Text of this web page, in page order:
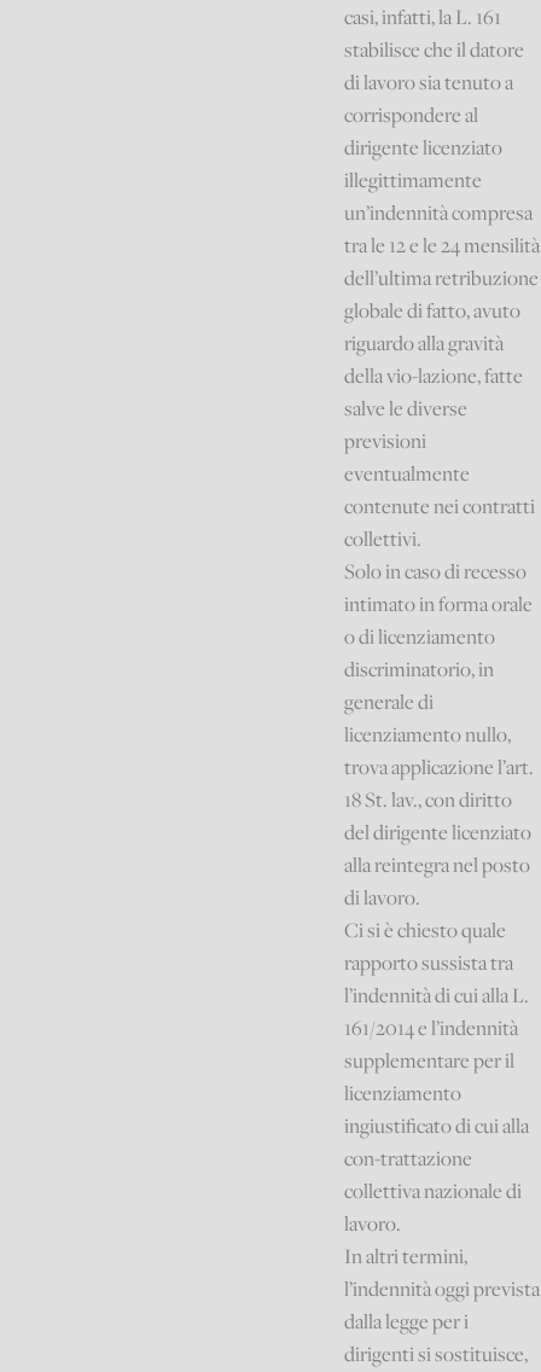
casi, infatti, la L. 161
stabilisce che il datore
di lavoro sia tenuto a
corrispondere al
dirigente licenziato
illegittimamente
un’indennità compresa
tra le 12 e le 24 mensilità
dell’ultima retribuzione
globale di fatto, avuto
riguardo alla gravità
della vio-lazione, fatte
salve le diverse
previsioni
eventualmente
contenute nei contratti
collettivi.
Solo in caso di recesso
intimato in forma orale
o di licenziamento
discriminatorio, in
generale di
licenziamento nullo,
trova applicazione l’art.
18 St. lav., con diritto
del dirigente licenziato
alla reintegra nel posto
di lavoro.
Ci si è chiesto quale
rapporto sussista tra
l’indennità di cui alla L.
161/2014 e l’indennità
supplementare per il
licenziamento
ingiustificato di cui alla
con-trattazione
collettiva nazionale di
lavoro.
In altri termini,
l’indennità oggi prevista
dalla legge per i
dirigenti si sostituisce,